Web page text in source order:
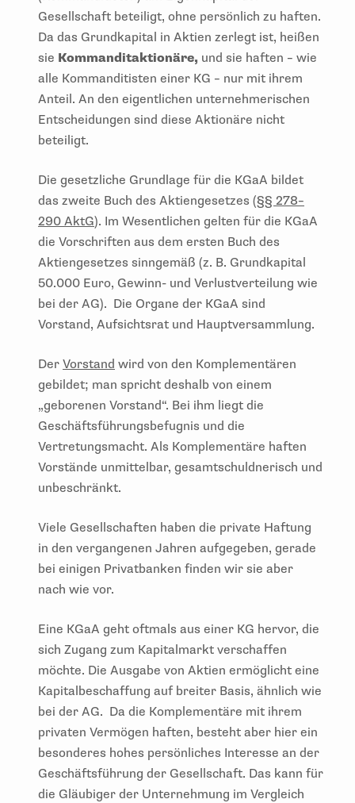
Gesellschaft beteiligt, ohne persönlich zu haften.
Da das Grundkapital in Aktien zerlegt ist, heißen
sie Kommanditaktionäre, und sie haften – wie
alle Kommanditisten einer KG – nur mit ihrem
Anteil. An den eigentlichen unternehmerischen
Entscheidungen sind diese Aktionäre nicht
beteiligt.
Die gesetzliche Grundlage für die KGaA bildet
das zweite Buch des Aktiengesetzes (§§ 278–
290 AktG). Im Wesentlichen gelten für die KGaA
die Vorschriften aus dem ersten Buch des
Aktiengesetzes sinngemäß (z. B. Grundkapital
50.000 Euro, Gewinn- und Verlustverteilung wie
bei der AG). Die Organe der KGaA sind
Vorstand, Aufsichtsrat und Hauptversammlung.
Der Vorstand wird von den Komplementären
gebildet; man spricht deshalb von einem
„geborenen Vorstand“. Bei ihm liegt die
Geschäftsführungsbefugnis und die
Vertretungsmacht. Als Komplementäre haften
Vorstände unmittelbar, gesamtschuldnerisch und
unbeschränkt.
Viele Gesellschaften haben die private Haftung
in den vergangenen Jahren aufgegeben, gerade
bei einigen Privatbanken finden wir sie aber
nach wie vor.
Eine KGaA geht oftmals aus einer KG hervor, die
sich Zugang zum Kapitalmarkt verschaffen
möchte. Die Ausgabe von Aktien ermöglicht eine
Kapitalbeschaffung auf breiter Basis, ähnlich wie
bei der AG. Da die Komplementäre mit ihrem
privaten Vermögen haften, besteht aber hier ein
besonderes hohes persönliches Interesse an der
Geschäftsführung der Gesellschaft. Das kann für
die Gläubiger der Unternehmung im Vergleich